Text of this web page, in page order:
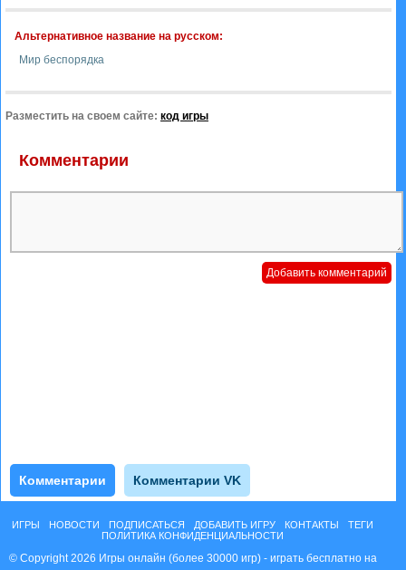
Альтернативное название на русском:
Мир беспорядка
Разместить на своем сайте: код игры
Комментарии
Комментарии Комментарии VK
ИГРЫ НОВОСТИ ПОДПИСАТЬСЯ ДОБАВИТЬ ИГРУ КОНТАКТЫ
ТЕГИ
ПОЛИТИКА КОНФИДЕНЦИАЛЬНОСТИ
© Copyright 2026 Игры онлайн (более 30000 игр) - играть бесплатно на